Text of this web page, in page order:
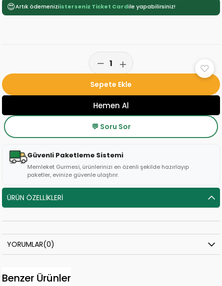
😍Artık ödemeniziisterseniz Ticket Cardile yapabilirsiniz!
💬 Soru Sor
Güvenli Paketleme Sistemi
Memleket Gurmesi, ürünlerinizi en özenli şekilde hazırlayıp
paketler, evinize güvenle ulaştırır.
ÜRÜN ÖZELLIKLERI
YORUMLAR(0)
Benzer Ürünler